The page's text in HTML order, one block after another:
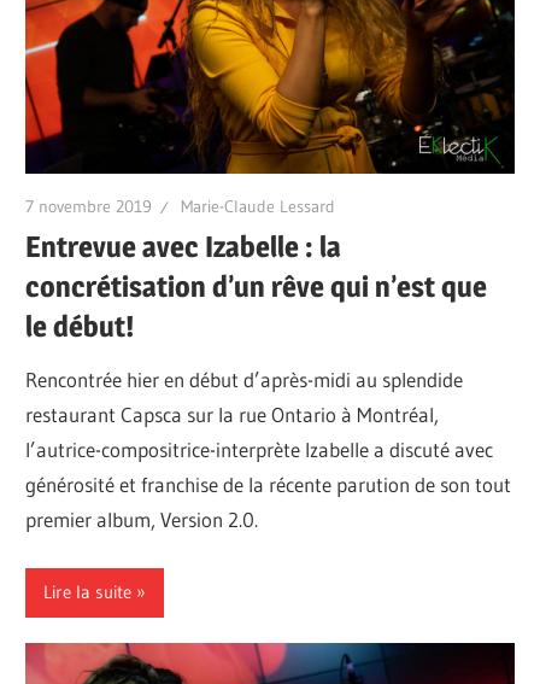
7 novembre 2019 Marie-Claude Lessard
Entrevue avec Izabelle : la
concrétisation d’un rêve qui n’est que
le début!
Rencontrée hier en début d’après-midi au splendide
restaurant Capsca sur la rue Ontario à Montréal,
l’autrice-compositrice-interprète Izabelle a discuté avec
générosité et franchise de la récente parution de son tout
premier album, Version 2.0.
Lire la suite